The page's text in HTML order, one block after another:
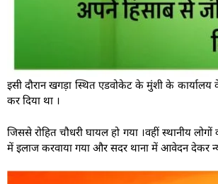
इसी दौरान खगड़ा स्थित एडवोकेट के मुंशी के कार्यालय
कर दिया था ।
जिससे रोहित चौधरी घायल हो गया ।वहीं स्थानीय
में इलाज करवाया गया और सदर थाना में आवेदन देकर